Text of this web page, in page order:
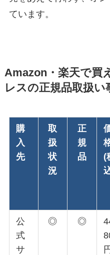
ています。
Amazon・楽天で買
レスの正規品取扱い
購
入
先
取
扱
状
況
正
規
品
(
公
式
サ
◎ ◎